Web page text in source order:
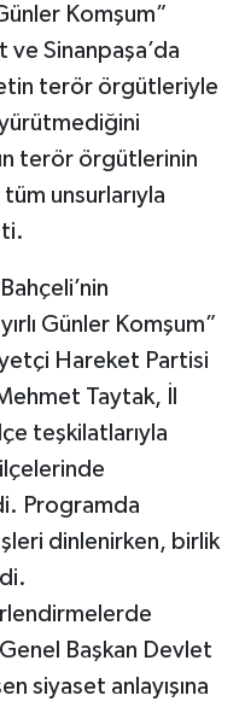
Komşum”
ve Sinanpaşa’da
terör örgütleriyle
terör örgütlerinin
unsurlarıyla
Günler Komşum”
Hareket Partisi
Taytak, İl
teşkilatlarıyla
Programda
dinlenirken, birlik
Başkan Devlet
siyaset anlayışına